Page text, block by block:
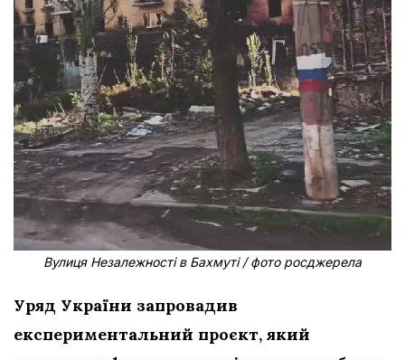
Вулиця Незалежності в Бахмуті / фото росджерела
Уряд України запровадив
експериментальний проєкт, який